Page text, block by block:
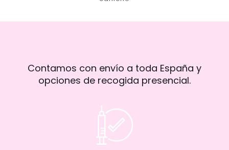
Contamos con envío a toda España y
opciones de recogida presencial.